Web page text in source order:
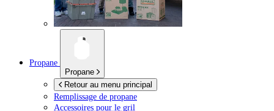
Propane
Propane
Retour au menu principal
Remplissage de propane
Accessoires pour le gril